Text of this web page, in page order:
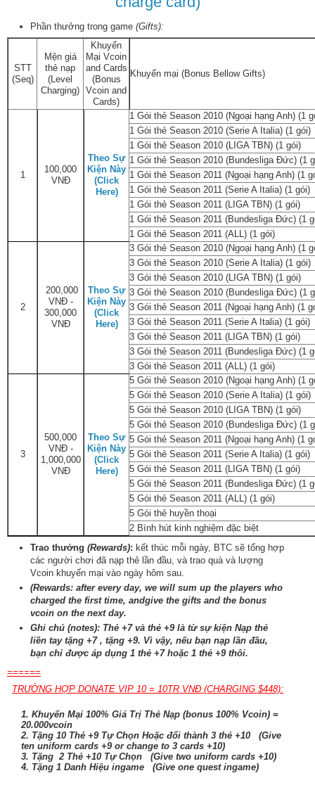
Phần thưởng trong game (Gifts):
STT
(Seq)
Mện giá
thẻ nạp
(Level
Charging)
Khuyến
Mại Vcoin
and Cards
(Bonus
Vcoin and
Cards)
Khuyến mại (Bonus Bellow Gifts)
1
100,000
VNĐ
Theo Sự
Kiện Này
(Click
Here)
1 Gói thẻ Season 2010 (Ngoại hạng Anh) (1
1 Gói thẻ Season 2010 (Serie A Italia) (1 gói)
1 Gói thẻ Season 2010 (LIGA TBN) (1 gói)
1 Gói thẻ Season 2010 (Bundesliga Đức) (1
1 Gói thẻ Season 2011 (Ngoại hạng Anh) (1
1 Gói thẻ Season 2011 (Serie A Italia) (1 gói)
1 Gói thẻ Season 2011 (LIGA TBN) (1 gói)
1 Gói thẻ Season 2011 (Bundesliga Đức) (1
1 Gói thẻ Season 2011 (ALL) (1 gói)
2
200,000
VNĐ -
300,000
VNĐ
Theo Sự
Kiện Này
(Click
Here)
3 Gói thẻ Season 2010 (Ngoại hạng Anh) (1
3 Gói thẻ Season 2010 (Serie A Italia) (1 gói)
3 Gói thẻ Season 2010 (LIGA TBN) (1 gói)
3 Gói thẻ Season 2010 (Bundesliga Đức) (1
3 Gói thẻ Season 2011 (Ngoại hạng Anh) (1
3 Gói thẻ Season 2011 (Serie A Italia) (1 gói)
3 Gói thẻ Season 2011 (LIGA TBN) (1 gói)
3 Gói thẻ Season 2011 (Bundesliga Đức) (1
3 Gói thẻ Season 2011 (ALL) (1 gói)
3
500,000
VNĐ -
1,000,000
VNĐ
Theo Sự
Kiện Này
(Click
Here)
5 Gói thẻ Season 2010 (Ngoại hạng Anh) (1
5 Gói thẻ Season 2010 (Serie A Italia) (1 gói)
5 Gói thẻ Season 2010 (LIGA TBN) (1 gói)
5 Gói thẻ Season 2010 (Bundesliga Đức) (1
5 Gói thẻ Season 2011 (Ngoại hạng Anh) (1
5 Gói thẻ Season 2011 (Serie A Italia) (1 gói)
5 Gói thẻ Season 2011 (LIGA TBN) (1 gói)
5 Gói thẻ Season 2011 (Bundesliga Đức) (1
5 Gói thẻ Season 2011 (ALL) (1 gói)
5 Gói thẻ huyền thoại
2 Bình hút kinh nghiệm đặc biệt
Trao thưởng (Rewards): kết thúc mỗi ngày, BTC sẽ tổng hợp
các người chơi đã nạp thẻ lần đầu, và trao quà và lượng
Vcoin khuyến mại vào ngày hôm sau.
(Rewards: after every day, we will sum up the players who
charged the first time, andgive the gifts and the bonus
vcoin on the next day.
Ghi chú (notes): Thẻ +7 và thẻ +9 là từ sự kiện Nạp thẻ
liền tay tặng +7 , tặng +9. Vì vậy, nếu bạn nạp lần đầu,
bạn chỉ được áp dụng 1 thẻ +7 hoặc 1 thẻ +9 thôi.
======
TRƯỜNG HỢP DONATE VIP 10 = 10TR VNĐ (CHARGING $448):
1. Khuyến Mại 100% Giá Trị Thẻ Nạp (bonus 100% Vcoin) =
20.000vcoin
2. Tặng 10 Thẻ +9 Tự Chọn Hoặc đổi thành 3 thẻ +10 (Give
ten uniform cards +9 or change to 3 cards +10)
3. Tặng 2 Thẻ +10 Tự Chọn (Give two uniform cards +10)
4. Tặng 1 Danh Hiệu ingame (Give one quest ingame)